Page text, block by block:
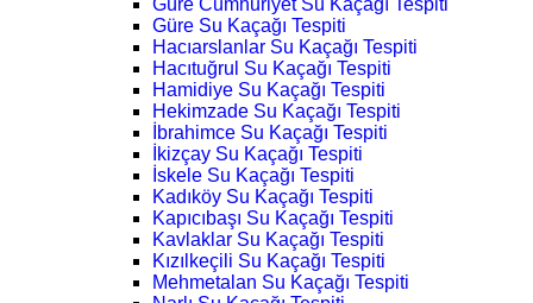
Güre Cumhuriyet Su Kaçağı Tespiti
Güre Su Kaçağı Tespiti
Hacıarslanlar Su Kaçağı Tespiti
Hacıtuğrul Su Kaçağı Tespiti
Hamidiye Su Kaçağı Tespiti
Hekimzade Su Kaçağı Tespiti
İbrahimce Su Kaçağı Tespiti
İkizçay Su Kaçağı Tespiti
İskele Su Kaçağı Tespiti
Kadıköy Su Kaçağı Tespiti
Kapıcıbaşı Su Kaçağı Tespiti
Kavlaklar Su Kaçağı Tespiti
Kızılkeçili Su Kaçağı Tespiti
Mehmetalan Su Kaçağı Tespiti